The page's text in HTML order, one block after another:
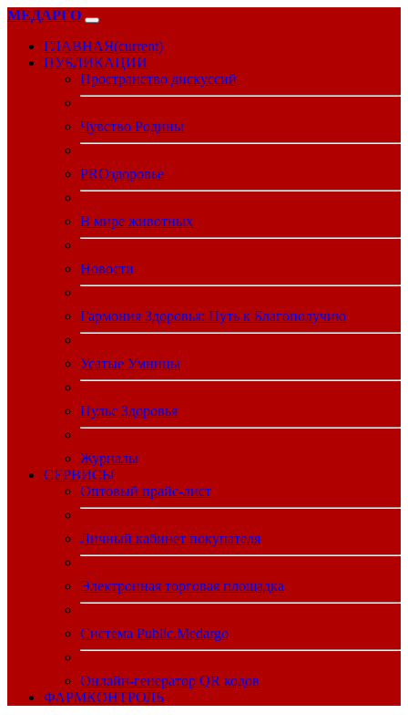
МЕДАРГО
ГЛАВНАЯ(current)
ПУБЛИКАЦИИ
Пространство дискуссий
Чувство Родины
PROздоровье
В мире животных
Новости
Гармония Здоровья: Путь к Благополучию
Усатые Умницы
Пульс Здоровья
Журналы
CЕРВИСЫ
Оптовый прайс-лист
Личный кабинет покупателя
Электронная торговая площадка
Система Public.Medargo
Онлайн-генератор QR кодов
ФАРМКОНТРОЛЬ